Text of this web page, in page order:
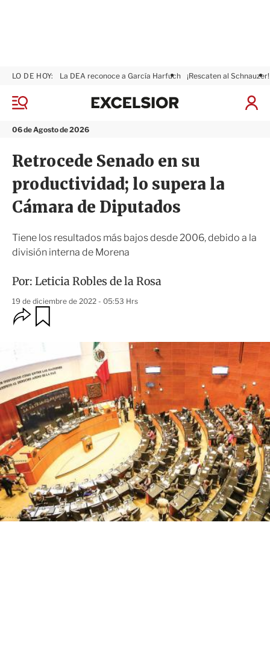
M
n
06 de Agosto de 2026
LO DE HOY: La DEA reconoce a García Harfuch ¡Rescaten al Schnauzer!
I
ó
n
x
r
Retrocede Senado en su
productividad; lo supera la
Cámara de Diputados
Tiene los resultados más bajos desde 2006, debido a la
división interna de Morena
Por: Leticia Robles de la Rosa
19 de diciembre de 2022 - 05:53 Hrs
O
p
n
e
s
d
e
c
o
m
p
a
r
t
i
r
a
r